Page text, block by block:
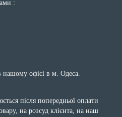
:
нашому офісі в м. Одеса.
після попередньої оплати
на розсуд клієнта, на наш